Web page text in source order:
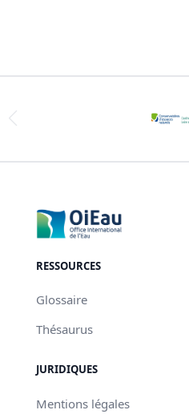
RESSOURCES
Glossaire
Thésaurus
JURIDIQUES
Mentions légales